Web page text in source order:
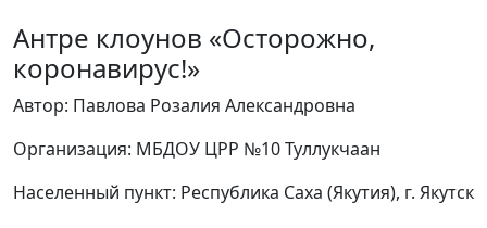
Антре клоунов «Осторожно,
коронавирус!»
Автор: Павлова Розалия Александровна
Организация: МБДОУ ЦРР №10 Туллукчаан
Населенный пункт: Республика Саха (Якутия), г. Якутск